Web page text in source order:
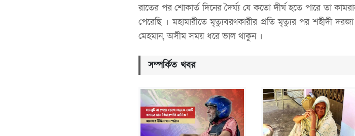
রাতের পর শোকার্ত দিনের দৈর্ঘ্য যে কতো দীর্ঘ হতে পারে তা
পেরেছি । মহামারীতে মৃত্যুবরণকারীর প্রতি মৃত্যুর পর শহীদী
মেহমান, অসীম সময় ধরে ভাল থাকুন ।
সম্পর্কিত খবর